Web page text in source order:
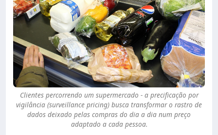
Clientes percorrendo um supermercado - a precificação por
vigilância (surveillance pricing) busca transformar o rastro de
dados deixado pelas compras do dia a dia num preço
adaptado a cada pessoa.